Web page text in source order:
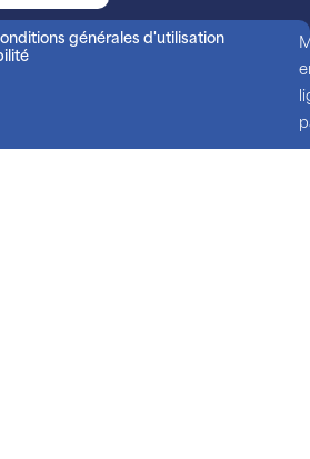
générales d'utilisation